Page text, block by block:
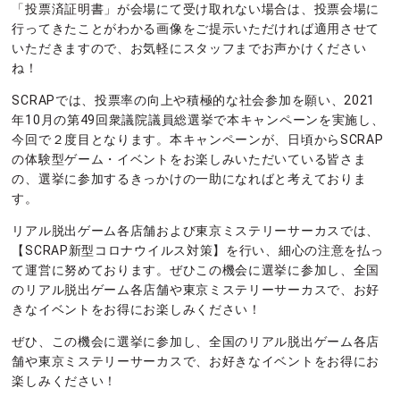
「投票済証明書」が会場にて受け取れない場合は、投票会場に
行ってきたことがわかる画像をご提示いただければ適用させて
いただきますので、お気軽にスタッフまでお声かけください
ね！
SCRAPでは、投票率の向上や積極的な社会参加を願い、2021
年10月の第49回衆議院議員総選挙で本キャンペーンを実施し、
今回で２度目となります。本キャンペーンが、日頃からSCRAP
の体験型ゲーム・イベントをお楽しみいただいている皆さま
の、選挙に参加するきっかけの一助になればと考えておりま
す。
リアル脱出ゲーム各店舗および東京ミステリーサーカスでは、
【SCRAP新型コロナウイルス対策】を行い、細心の注意を払っ
て運営に努めております。ぜひこの機会に選挙に参加し、全国
のリアル脱出ゲーム各店舗や東京ミステリーサーカスで、お好
きなイベントをお得にお楽しみください！
ぜひ、この機会に選挙に参加し、全国のリアル脱出ゲーム各店
舗や東京ミステリーサーカスで、お好きなイベントをお得にお
楽しみください！